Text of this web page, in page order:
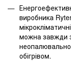
виробника
можна завжди
обігрівом.